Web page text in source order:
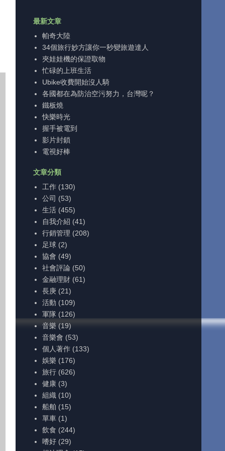
最新文章
帕奇大陸
34個旅行妙方讓你一秒變旅遊達人
夾娃娃機的保證取物
忙碌的上班生活
Ubike收費開始沒人騎
各國都在為防治空污努力，台灣呢？
鐵板燒
快樂時光
握手被電到
影片封鎖
電視好棒
文章分類
工作 (130)
公司 (53)
生活 (455)
自我介紹 (41)
行銷管理 (208)
足球 (2)
協會 (49)
社會評論 (50)
金融理財 (61)
長庚 (21)
活動 (109)
軍隊 (126)
音樂 (19)
音樂會 (53)
個人著作 (133)
娛樂 (176)
旅行 (626)
健康 (3)
組織 (10)
船舶 (15)
單車 (1)
飲食 (244)
嗜好 (29)